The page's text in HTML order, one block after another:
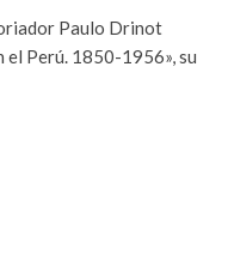
Paulo Drinot
Perú. 1850-1956», su